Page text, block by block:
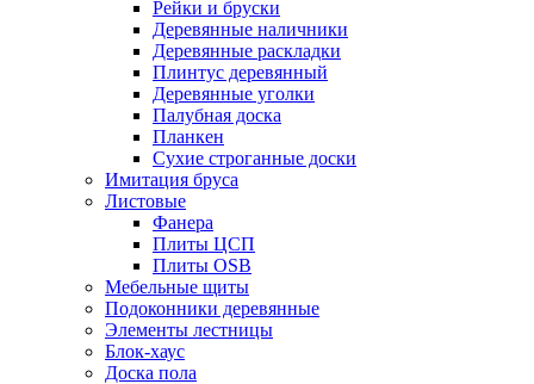
Рейки и бруски
Деревянные наличники
Деревянные раскладки
Плинтус деревянный
Деревянные уголки
Палубная доска
Планкен
Сухие строганные доски
Имитация бруса
Листовые
Фанера
Плиты ЦСП
Плиты OSB
Мебельные щиты
Подоконники деревянные
Элементы лестницы
Блок-хаус
Доска пола